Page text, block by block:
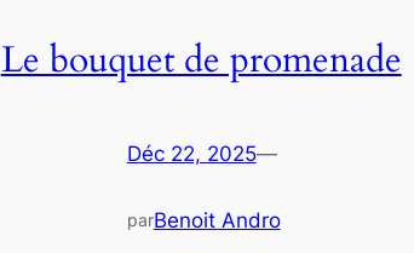
Le bouquet de promenade
Déc 22, 2025—
parBenoit Andro